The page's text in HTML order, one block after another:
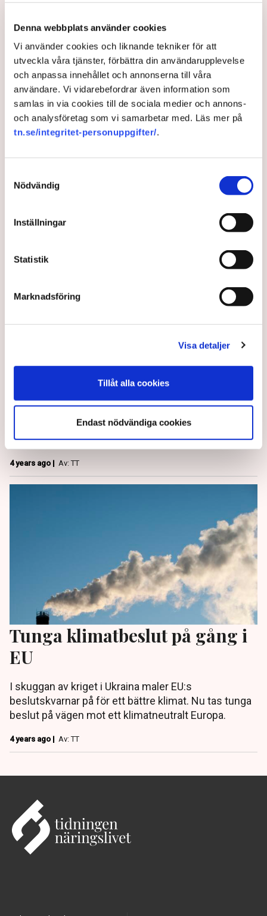
Denna webbplats använder cookies
Vi använder cookies och liknande tekniker för att
utveckla våra tjänster, förbättra din användarupplevelse
och anpassa innehållet och annonserna till våra
användare. Vi vidarebefordrar även information som
samlas in via cookies till de sociala medier och annons-
och analysföretag som vi samarbetar med. Läs mer på
tn.se/integritet-personuppgifter/.
Nödvändig
Inställningar
Statistik
Marknadsföring
Visa detaljer
Tillåt alla cookies
Endast nödvändiga cookies
Kritik från fler håll efter
klimatfiasko i EU
EU-parlamentets stora klimatdag blev ett magplask.
Oviss kamp för klimatet i EU
Snabbare och bredare koldioxidtullar, men
långsammare krav på hushållen för utsläppen från
byggnader och vägtransporter.
4 years ago | Av: TT
Tunga klimatbeslut på gång i
EU
I skuggan av kriget i Ukraina maler EU:s
beslutskvarnar på för ett bättre klimat. Nu tas tunga
beslut på vägen mot ett klimatneutralt Europa.
4 years ago | Av: TT